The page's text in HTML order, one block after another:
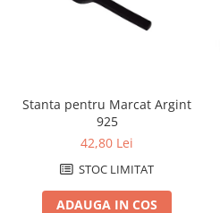
Stanta pentru Marcat Argint
925
42,80 Lei
STOC LIMITAT
ADAUGA IN COS